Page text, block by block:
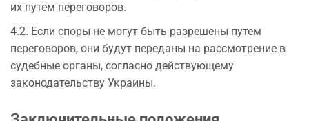
их путем переговоров.
4.2. Если споры не могут быть разрешены путем
переговоров, они будут переданы на рассмотрение в
судебные органы, согласно действующему
законодательству Украины.